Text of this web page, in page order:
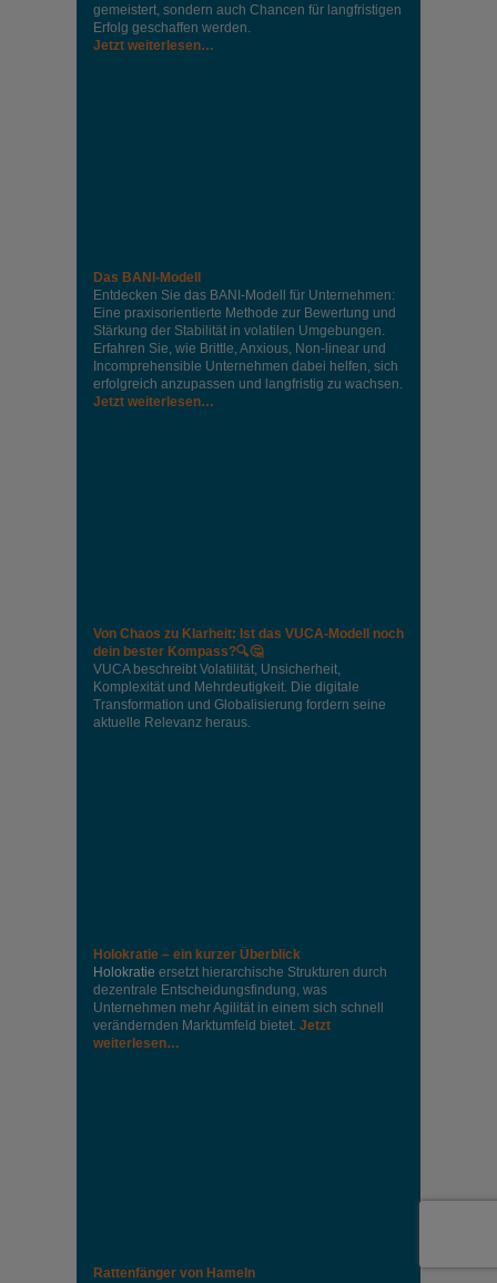
gemeistert, sondern auch Chancen für langfristigen
Erfolg geschaffen werden.
Jetzt weiterlesen…
Das BANI-Modell
Entdecken Sie das BANI-Modell für Unternehmen:
Eine praxisorientierte Methode zur Bewertung und
Stärkung der Stabilität in volatilen Umgebungen.
Erfahren Sie, wie Brittle, Anxious, Non-linear und
Incomprehensible Unternehmen dabei helfen, sich
erfolgreich anzupassen und langfristig zu wachsen.
Jetzt weiterlesen…
Von Chaos zu Klarheit: Ist das VUCA-Modell noch
dein bester Kompass?🔍🤔
VUCA beschreibt Volatilität, Unsicherheit,
Komplexität und Mehrdeutigkeit. Die digitale
Transformation und Globalisierung fordern seine
aktuelle Relevanz heraus.
Holokratie – ein kurzer Überblick
Holokratie ersetzt hierarchische Strukturen durch
dezentrale Entscheidungsfindung, was
Unternehmen mehr Agilität in einem sich schnell
verändernden Marktumfeld bietet. Jetzt
weiterlesen…
Rattenfänger von Hameln